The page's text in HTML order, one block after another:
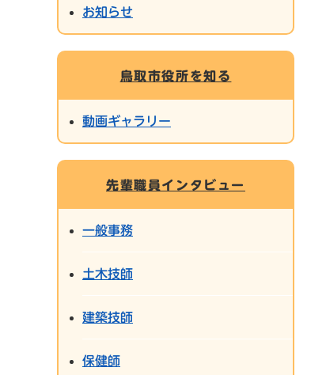
お知らせ
鳥取市役所を知る
動画ギャラリー
先輩職員インタビュー
一般事務
土木技師
建築技師
保健師